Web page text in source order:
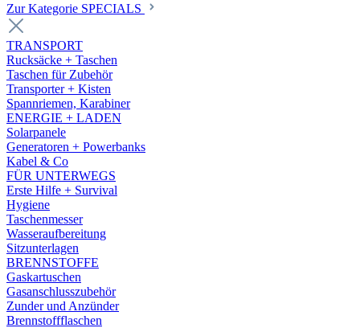
Zur Kategorie SPECIALS
TRANSPORT
Rucksäcke + Taschen
Taschen für Zubehör
Transporter + Kisten
Spannriemen, Karabiner
ENERGIE + LADEN
Solarpanele
Generatoren + Powerbanks
Kabel & Co
FÜR UNTERWEGS
Erste Hilfe + Survival
Hygiene
Taschenmesser
Wasseraufbereitung
Sitzunterlagen
BRENNSTOFFE
Gaskartuschen
Gasanschlusszubehör
Zunder und Anzünder
Brennstoffflaschen